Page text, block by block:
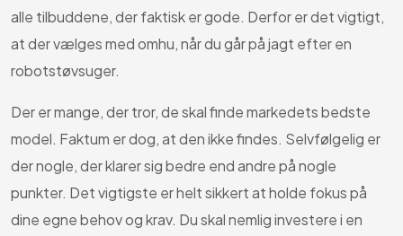
alle tilbuddene, der faktisk er gode. Derfor er det vigtigt,
at der vælges med omhu, når du går på jagt efter en
robotstøvsuger.
Der er mange, der tror, de skal finde markedets bedste
model. Faktum er dog, at den ikke findes. Selvfølgelig er
der nogle, der klarer sig bedre end andre på nogle
punkter. Det vigtigste er helt sikkert at holde fokus på
dine egne behov og krav. Du skal nemlig investere i en